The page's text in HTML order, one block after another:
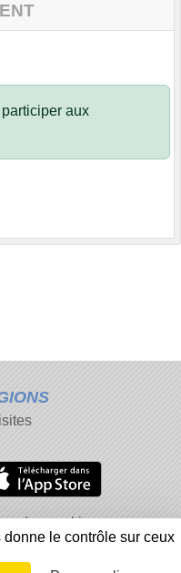
aux
des cookies
contenu inapproprié
le contrôle sur ceux